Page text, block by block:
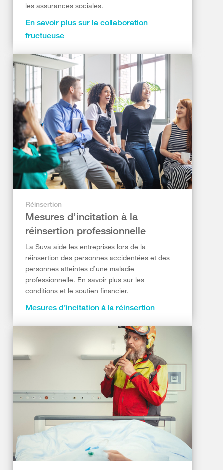
les assurances sociales.
En savoir plus sur la collaboration
fructueuse
Réinsertion
Mesures d’incitation à la
réinsertion professionnelle
La Suva aide les entreprises lors de la
réinsertion des personnes accidentées et des
personnes atteintes d’une maladie
professionnelle. En savoir plus sur les
conditions et le soutien financier.
Mesures d’incitation à la réinsertion